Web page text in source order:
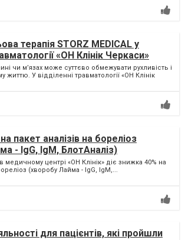
терапія STORZ MEDICAL у
«ОН Клінік Черкаси»
чи м’язах може суттєво обмежувати рухливість і
життю. У відділенні травматології «ОН Клінік
пакет аналізів на бореліоз
- IgG, IgM, БлотАналіз)
медичному центрі «ОН Клінік» діє знижка 40% на
(хворобу Лайма - IgG, IgM,...
для пацієнтів, які пройшли